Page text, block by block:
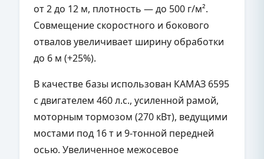
от 2 до 12 м, плотность — до 500 г/м².
Совмещение скоростного и бокового
отвалов увеличивает ширину обработки
до 6 м (+25%).
В качестве базы использован КАМАЗ 6595
с двигателем 460 л.с., усиленной рамой,
моторным тормозом (270 кВт), ведущими
мостами под 16 т и 9-тонной передней
осью. Увеличенное межосевое